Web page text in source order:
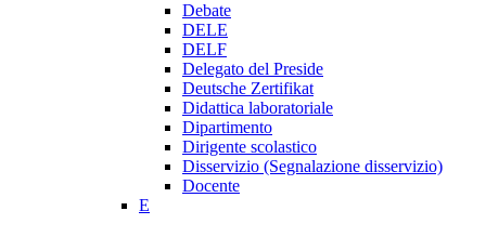
Debate
DELE
DELF
Delegato del Preside
Deutsche Zertifikat
Didattica laboratoriale
Dipartimento
Dirigente scolastico
Disservizio (Segnalazione disservizio)
Docente
E